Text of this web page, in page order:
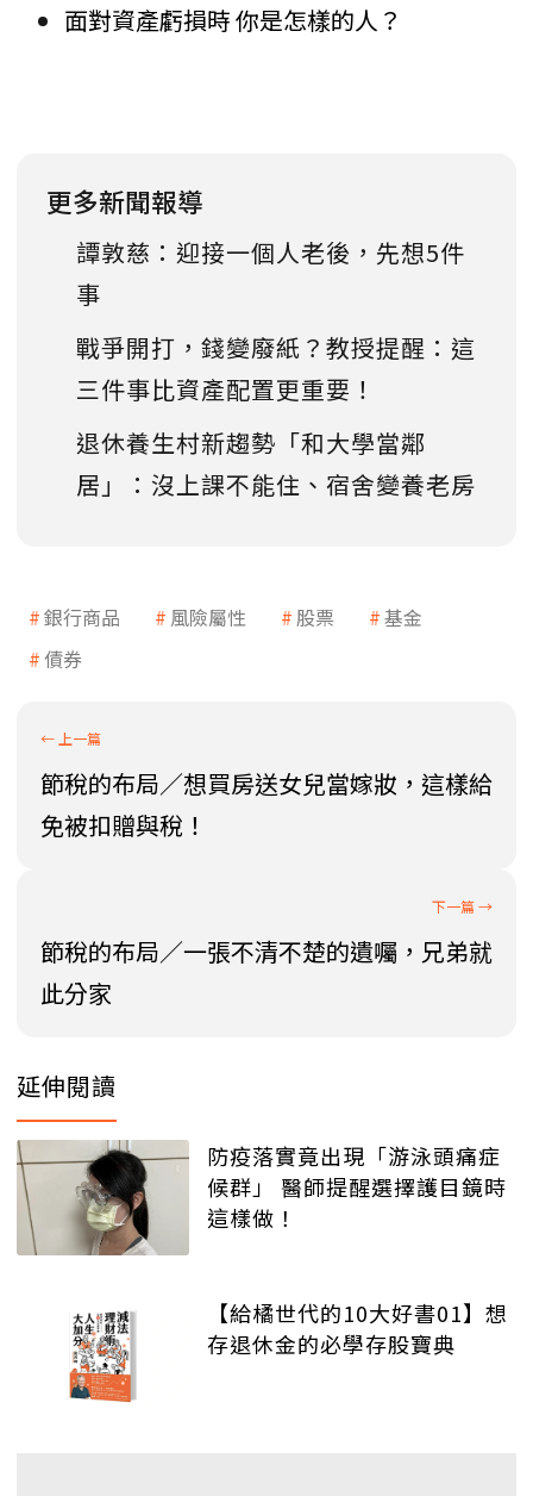
面對資產虧損時 你是怎樣的人？
更多新聞報導
譚敦慈：迎接一個人老後，先想5件
事
戰爭開打，錢變廢紙？教授提醒：這
三件事比資產配置更重要！
退休養生村新趨勢「和大學當鄰
居」：沒上課不能住、宿舍變養老房
銀行商品 風險屬性 股票
基金
債券
節稅的布局／想買房送女兒當嫁妝，這樣給
免被扣贈與稅！
節稅的布局／一張不清不楚的遺囑，兄弟就
此分家
延伸閱讀
防疫落實竟出現「游泳頭痛症
候群」 醫師提醒選擇護目鏡時
這樣做！
【給橘世代的10大好書01】想
存退休金的必學存股寶典